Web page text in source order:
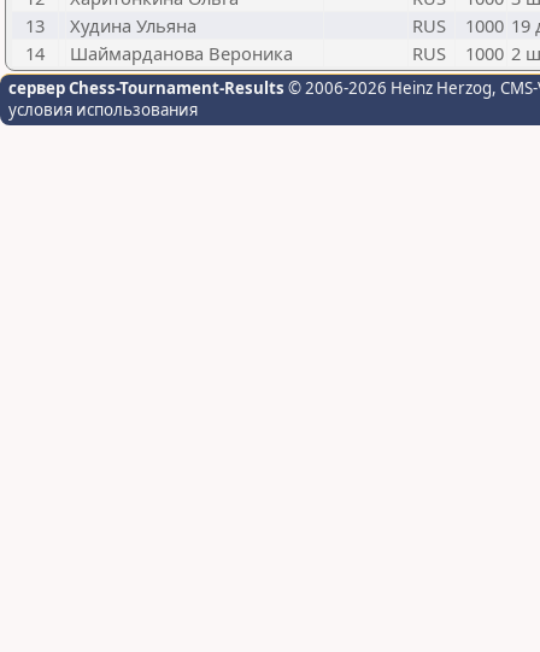
13
Худина Ульяна RUS 1000 19
14
Шаймарданова Вероника RUS 1000 2
сервер Chess-Tournament-Results © 2006-2026 Heinz Herzog,
условия использования